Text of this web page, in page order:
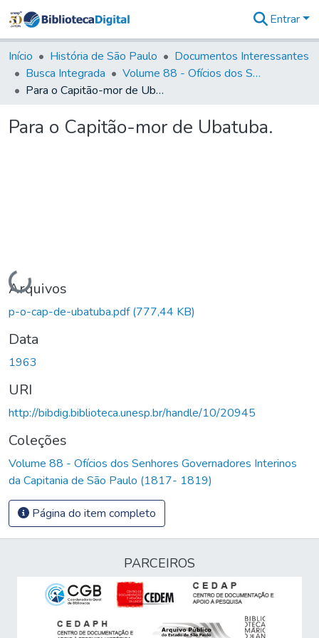
&
Coleções
Tudo na
Biblioteca
Estatísticas
Entrar
Início História de São Paulo
Documentos Interessantes
Busca Integrada
Volume 88 - Ofícios dos Senhores Governadores Interinos da Capitania de São Paulo (1817- 1819)
Para o Capitão-mor de Ubatuba.
Para o Capitão-mor de Ubatuba.
Carregando...
Arquivos
p-o-cap-de-ubatuba.pdf(777,44 KB)
Data
1963
URI
http://bibdig.biblioteca.unesp.br/handle/10/20945
Coleções
Volume 88 - Ofícios dos Senhores Governadores Interinos
da Capitania de São Paulo (1817- 1819)
Página do item completo
PARCEIROS